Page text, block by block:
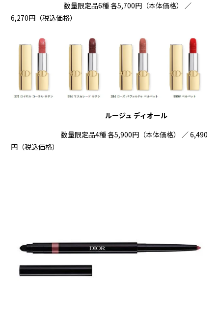
数量限定品6種 各5,700円（本体価格） ／
6,270円（税込価格）
ルージュ ディオール
数量限定品4種 各5,900円（本体価格） ／ 6,490
円（税込価格）